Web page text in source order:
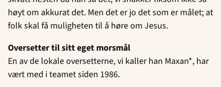
høyt om akkurat det. Men det er jo det som er målet; at
folk skal få muligheten til å høre om Jesus.
Oversetter til sitt eget morsmål
En av de lokale oversetterne, vi kaller han Maxan*, har
vært med i teamet siden 1986.